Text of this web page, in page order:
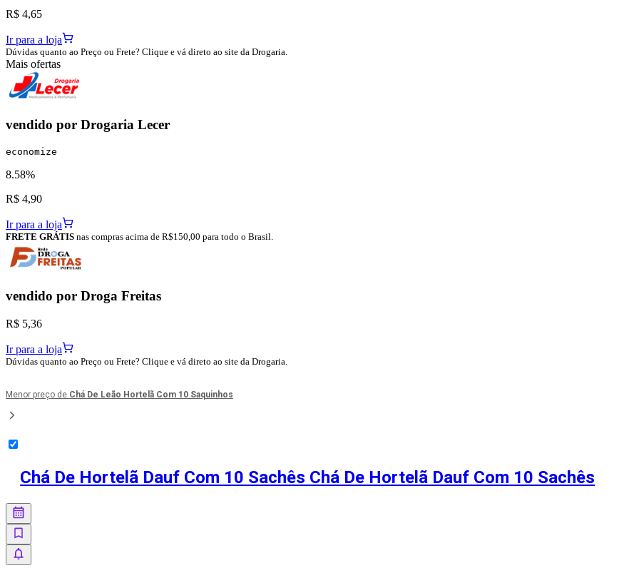
R$ 4,65
Ir para a loja
Dúvidas quanto ao Preço ou Frete? Clique e vá direto ao site da Drogaria.
Mais ofertas
vendido por Drogaria Lecer
economize
8.58%
R$ 4,90
Ir para a loja
FRETE GRÁTIS nas compras acima de R$150,00 para todo o Brasil.
vendido por Droga Freitas
R$ 5,36
Ir para a loja
Dúvidas quanto ao Preço ou Frete? Clique e vá direto ao site da Drogaria.
Menor preço de Chá De Leão Hortelã Com 10 Saquinhos
Chá De Hortelã Dauf Com 10 Sachês Chá De Hortelã Dauf Com 10 Sachês